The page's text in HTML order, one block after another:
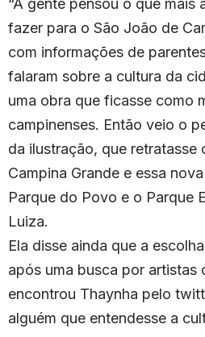
“A gente pensou o que mais
fazer para o São João de
com informações de
falaram sobre a cultura da
uma obra que ficasse como
campinenses. Então veio o
da ilustração, que retratasse
Campina Grande e essa
Parque do Povo e o Parque
Luiza.
Ela disse ainda que a
após uma busca por artistas
encontrou Thaynha pelo
alguém que entendesse a